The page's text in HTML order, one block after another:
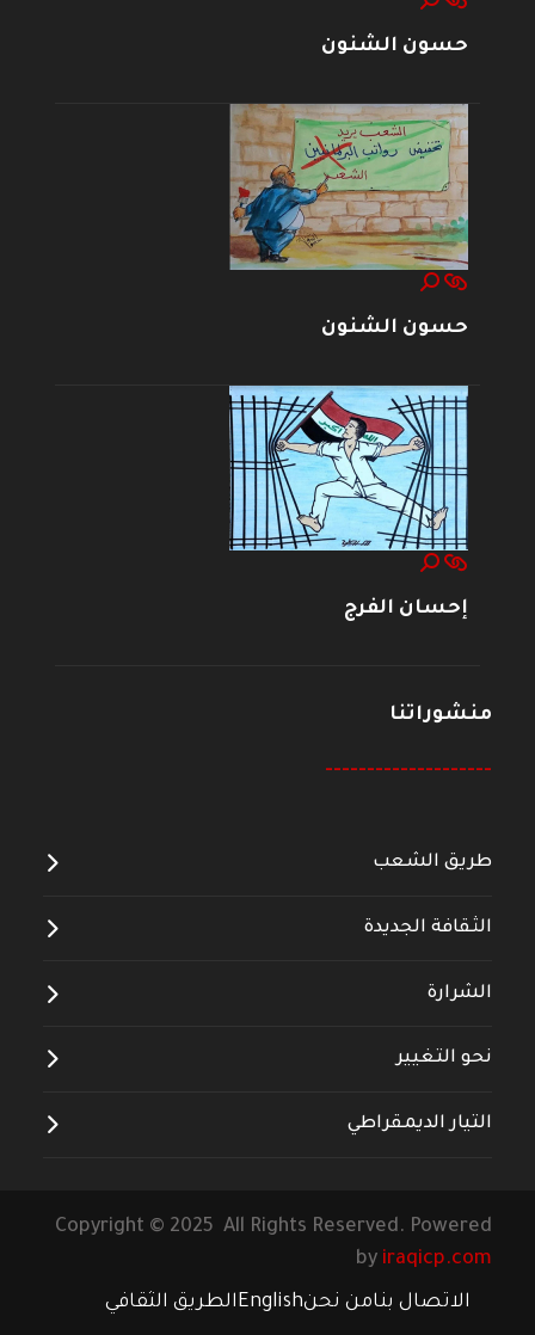
حسون الشنون
حسون الشنون
إحسان الفرج
منشوراتنا
--------------------
طريق الشعب
الثقافة الجديدة
الشرارة
نحو التغيير
التيار الديمقراطي
Copyright © 2025 All Rights Reserved. Powered
by iraqicp.com
الاتصال بنامن نحنEnglishالطريق الثقافي